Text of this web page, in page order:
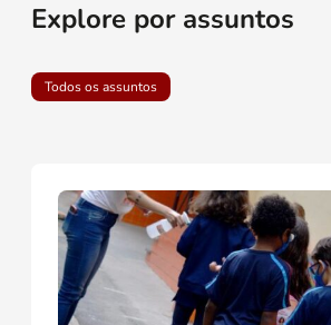
Explore por assuntos
Todos os assuntos